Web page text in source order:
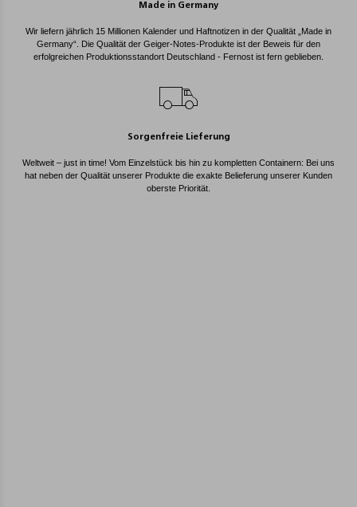
Made in Germany
Wir liefern jährlich 15 Millionen Kalender und Haftnotizen in der Qualität „Made in
Germany“. Die Qualität der Geiger-Notes-Produkte ist der Beweis für den
erfolgreichen Produktionsstandort Deutschland - Fernost ist fern geblieben.
Sorgenfreie Lieferung
Weltweit – just in time! Vom Einzelstück bis hin zu kompletten Containern: Bei uns
hat neben der Qualität unserer Produkte die exakte Belieferung unserer Kunden
oberste Priorität.